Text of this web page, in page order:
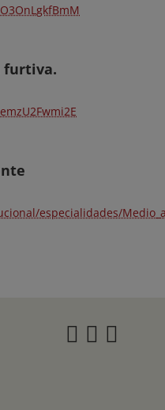
furtiva.
especialidades/